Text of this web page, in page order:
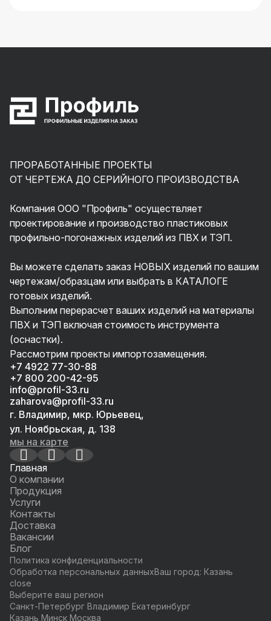
ПРОРАБОТАННЫЕ ПРОЕКТЫ
ОТ ЧЕРТЕЖА ДО СЕРИЙНОГО ПРОИЗВОДСТВА
Компания ООО "Профиль" осуществляет
проектирование и производство пластиковых
профильно-погонажных изделий из ПВХ и ТЭП.
Вы можете сделать заказ НОВЫХ изделий по вашим
чертежам/образцам или выбрать в КАТАЛОГЕ
готовых изделий.
Выполним перерасчет ваших изделий на материалы
ПВХ и ТЭП включая стоимость инструмента
(оснастки).
Рассмотрим проекты импортозамещения.
+7 4922 77-30-88
+7 800 200-42-95
info@profil-33.ru
zaharova@profil-33.ru
г. Владимир, мкр. Юрьевец,
ул. Ноябрьская, д. 138
мы на карте
Главная
О компании
Продукция
Услуги
Контакты
Доставка
Вакансии
Блог
Политика конфиденциальности
Обработка персональных данныхВаш город: Казань
close
Выберите ваш регион
Санкт-Петербург Владимир Екатеринбург
Казань Минск Москва